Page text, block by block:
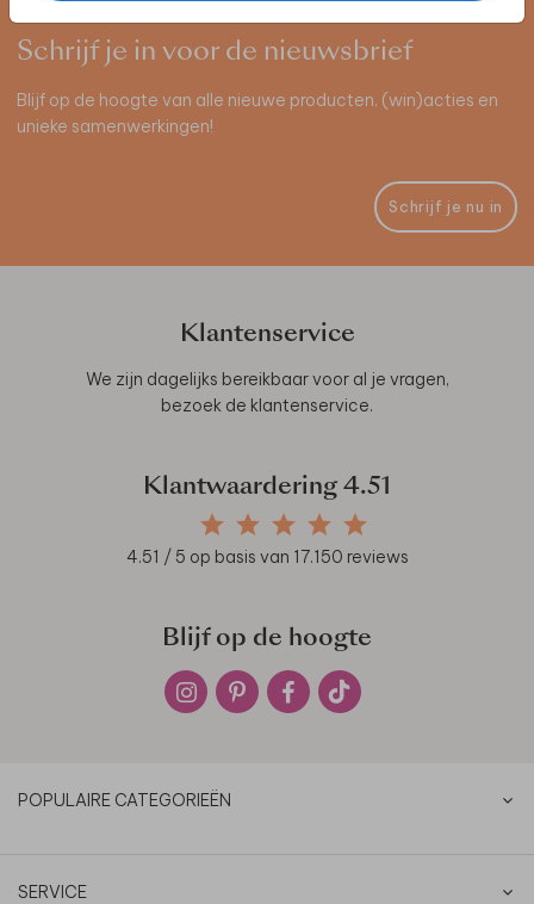
Schrijf je in voor de nieuwsbrief
Blijf op de hoogte van alle nieuwe producten, (win)acties en
unieke samenwerkingen!
Schrijf je nu in
Klantenservice
We zijn dagelijks bereikbaar voor al je vragen,
bezoek de klantenservice.
Klantwaardering 4.51
4.51 / 5 op basis van 17.150 reviews
Blijf op de hoogte
POPULAIRE CATEGORIEËN
SERVICE